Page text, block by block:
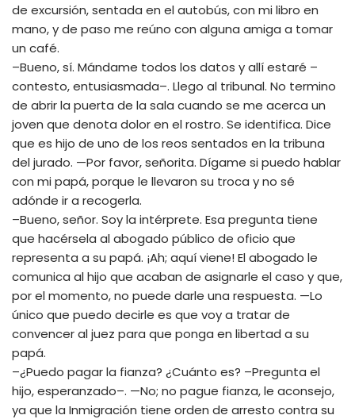
de excursión, sentada en el autobús, con mi libro en
mano, y de paso me reúno con alguna amiga a tomar
un café.
–Bueno, sí. Mándame todos los datos y allí estaré –
contesto, entusiasmada–. Llego al tribunal. No termino
de abrir la puerta de la sala cuando se me acerca un
joven que denota dolor en el rostro. Se identifica. Dice
que es hijo de uno de los reos sentados en la tribuna
del jurado. —Por favor, señorita. Dígame si puedo hablar
con mi papá, porque le llevaron su troca y no sé
adónde ir a recogerla.
–Bueno, señor. Soy la intérprete. Esa pregunta tiene
que hacérsela al abogado público de oficio que
representa a su papá. ¡Ah; aquí viene! El abogado le
comunica al hijo que acaban de asignarle el caso y que,
por el momento, no puede darle una respuesta. —Lo
único que puedo decirle es que voy a tratar de
convencer al juez para que ponga en libertad a su
papá.
–¿Puedo pagar la fianza? ¿Cuánto es? –Pregunta el
hijo, esperanzado–. —No; no pague fianza, le aconsejo,
ya que la Inmigración tiene orden de arresto contra su